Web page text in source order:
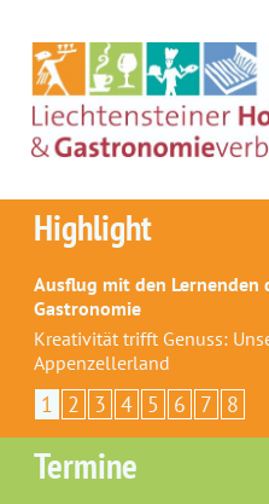
Highlight
Ausflug mit den Lernenden
Gastronomie
Kreativität trifft Genuss:
Appenzellerland
1 2 3 4 5 6 7 8
Termine